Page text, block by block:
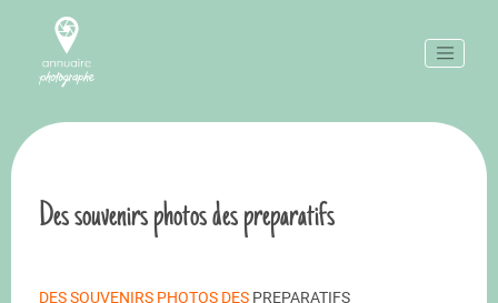
Des souvenirs photos des preparatifs
DES SOUVENIRS PHOTOS DES PREPARATIFS